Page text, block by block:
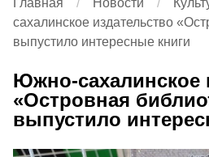
Главная Новости
сахалинское издательство
выпустило интересные книги
Южно-сахалинское
«Островная
выпустило